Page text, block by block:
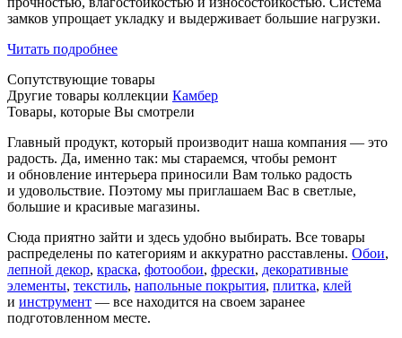
замков упрощает укладку и выдерживает большие нагрузки.
Читать подробнее
Сопутствующие товары
Другие товары коллекции Камбер
Товары, которые Вы смотрели
Главный продукт, который производит наша компания — это
радость. Да, именно так: мы стараемся, чтобы ремонт
и обновление интерьера приносили Вам только радость
и удовольствие. Поэтому мы приглашаем Вас в светлые,
большие и красивые магазины.
Сюда приятно зайти и здесь удобно выбирать. Все товары
распределены по категориям и аккуратно расставлены. Обои,
лепной декор, краска, фотообои, фрески, декоративные
элементы, текстиль, напольные покрытия, плитка, клей
и инструмент — все находится на своем заранее
подготовленном месте.